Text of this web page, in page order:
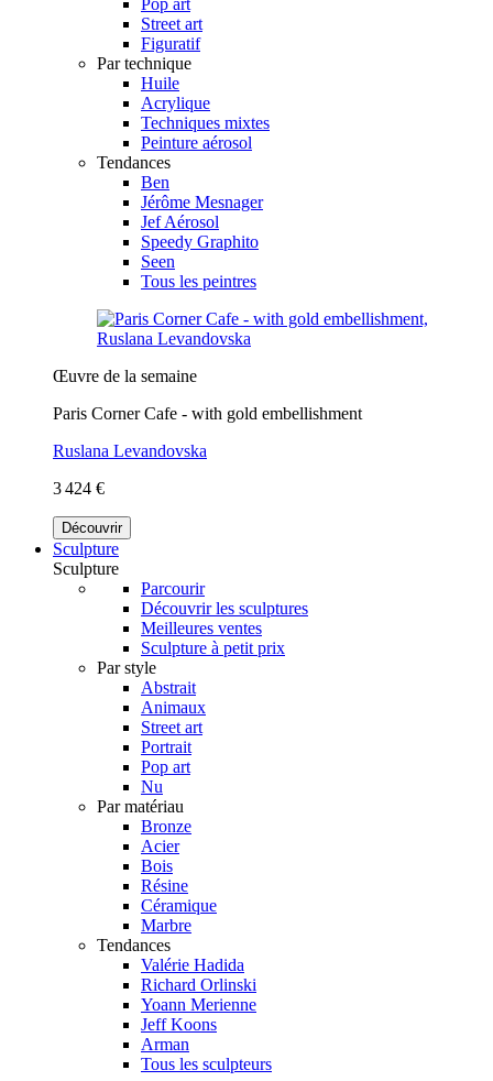
Street art
Figuratif
Par technique
Huile
Acrylique
Techniques mixtes
Peinture aérosol
Tendances
Ben
Jérôme Mesnager
Jef Aérosol
Speedy Graphito
Seen
Tous les peintres
Œuvre de la semaine
Paris Corner Cafe - with gold embellishment
Ruslana Levandovska
3 424 €
Découvrir
Sculpture
Sculpture
Parcourir
Découvrir les sculptures
Meilleures ventes
Sculpture à petit prix
Par style
Abstrait
Animaux
Street art
Portrait
Pop art
Nu
Par matériau
Bronze
Acier
Bois
Résine
Céramique
Marbre
Tendances
Valérie Hadida
Richard Orlinski
Yoann Merienne
Jeff Koons
Arman
Tous les sculpteurs